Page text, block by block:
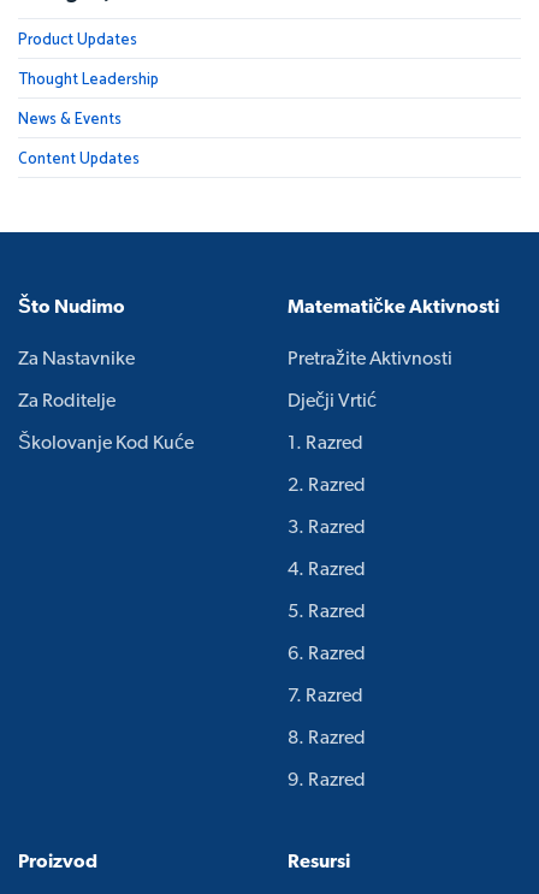
Product Updates
Thought Leadership
News & Events
Content Updates
Što Nudimo
Za Nastavnike
Za Roditelje
Školovanje Kod Kuće
Matematičke Aktivnosti
Pretražite Aktivnosti
Dječji Vrtić
1. Razred
2. Razred
3. Razred
4. Razred
5. Razred
6. Razred
7. Razred
8. Razred
9. Razred
Proizvod Resursi